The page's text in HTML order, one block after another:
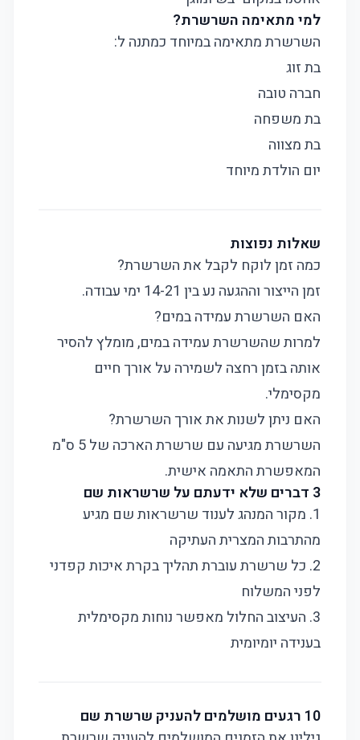
למי מתאימה השרשרת?
השרשרת מתאימה במיוחד כמתנה ל:
בת זוג
חברה טובה
בת משפחה
בת מצווה
יום הולדת מיוחד
שאלות נפוצות
כמה זמן לוקח לקבל את השרשרת?
זמן הייצור וההגעה נע בין 14-21 ימי עבודה.
האם השרשרת עמידה במים?
למרות שהשרשרת עמידה במים, מומלץ להסיר
אותה בזמן רחצה לשמירה על אורך חיים
מקסימלי.
האם ניתן לשנות את אורך השרשרת?
השרשרת מגיעה עם שרשרת הארכה של 5 ס"מ
המאפשרת התאמה אישית.
3 דברים שלא ידעתם על שרשראות שם
1. מקור המנהג לענוד שרשראות שם מגיע
מהתרבות המצרית העתיקה
2. כל שרשרת עוברת תהליך בקרת איכות קפדני
לפני המשלוח
3. העיצוב החלול מאפשר נוחות מקסימלית
בענידה יומיומית
10 רגעים מושלמים להעניק שרשרת שם